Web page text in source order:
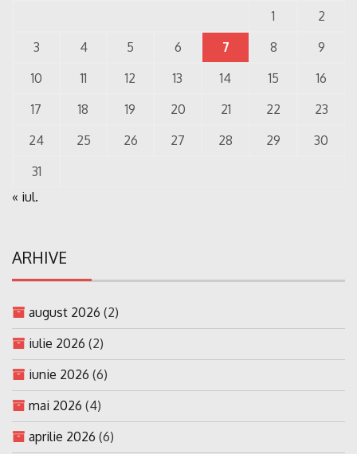
1
2
3
4 5 6 7 8
9
10
11 12 13 14 15
16
17
18 19 20 21 22
23
24
25 26 27 28 29
30
31
« iul.
ARHIVE
august 2026 (2)
iulie 2026 (2)
iunie 2026 (6)
mai 2026 (4)
aprilie 2026 (6)